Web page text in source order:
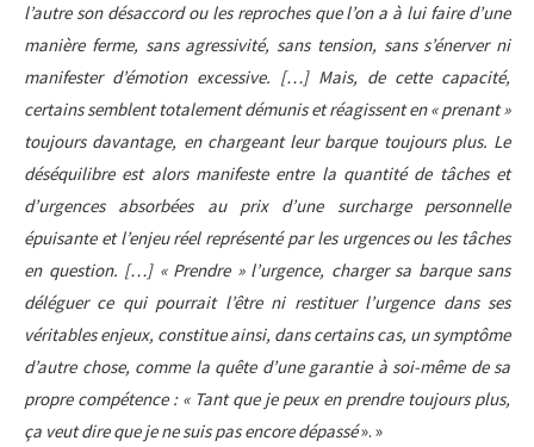
l’autre son désaccord ou les reproches que l’on a à lui faire d’une
manière ferme, sans agressivité, sans tension, sans s’énerver ni
manifester d’émotion excessive. […] Mais, de cette capacité,
certains semblent totalement démunis et réagissent en « prenant »
toujours davantage, en chargeant leur barque toujours plus. Le
déséquilibre est alors manifeste entre la quantité de tâches et
d’urgences absorbées au prix d’une surcharge personnelle
épuisante et l’enjeu réel représenté par les urgences ou les tâches
en question. […] « Prendre » l’urgence, charger sa barque sans
déléguer ce qui pourrait l’être ni restituer l’urgence dans ses
véritables enjeux, constitue ainsi, dans certains cas, un symptôme
d’autre chose, comme la quête d’une garantie à soi-même de sa
propre compétence : « Tant que je peux en prendre toujours plus,
ça veut dire que je ne suis pas encore dépassé». »